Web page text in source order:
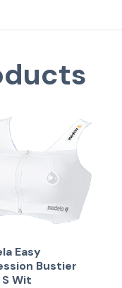
Easy
Bustier
Wit